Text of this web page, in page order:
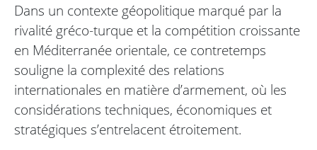
Dans un contexte géopolitique marqué par la
rivalité gréco-turque et la compétition croissante
en Méditerranée orientale, ce contretemps
souligne la complexité des relations
internationales en matière d’armement, où les
considérations techniques, économiques et
stratégiques s’entrelacent étroitement.